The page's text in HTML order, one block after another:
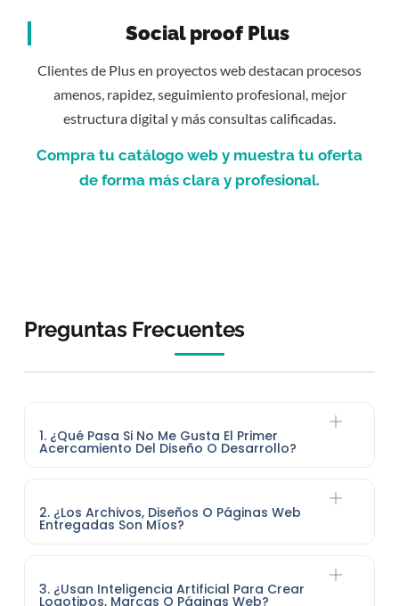
Social proof Plus
Clientes de Plusen proyectos web destacan procesos
amenos, rapidez, seguimiento profesional, mejor
estructura digital y más consultas calificadas.
Compra tu catálogo web y muestra tu oferta
de forma más clara y profesional.
Preguntas Frecuentes
1. ¿Qué Pasa Si No Me Gusta El Primer
Acercamiento Del Diseño O Desarrollo?
2. ¿Los Archivos, Diseños O Páginas Web
Entregadas Son Míos?
3. ¿Usan Inteligencia Artificial Para Crear
Logotipos, Marcas O Páginas Web?